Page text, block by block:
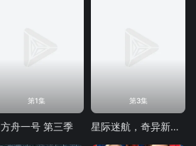
第1集
方舟一号 第三季
第3集
星际迷航，奇异新世界第四季